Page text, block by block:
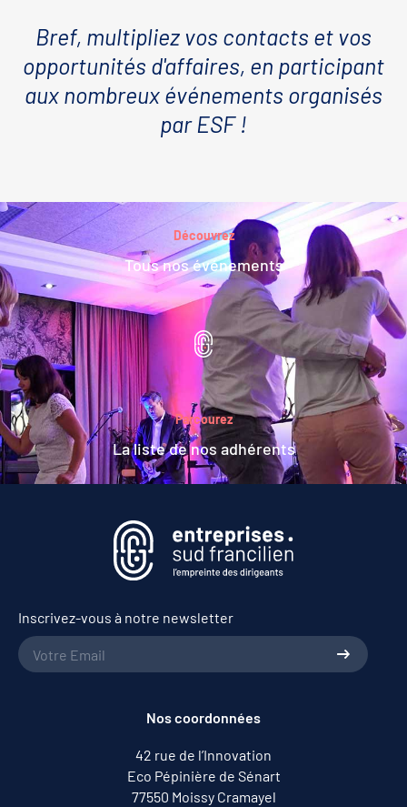
Bref, multipliez vos contacts et vos
opportunités d'affaires, en participant
aux nombreux événements organisés
par ESF !
Découvrez
Tous nos événements
Parcourez
La liste de nos adhérents
Inscrivez-vous à notre newsletter
Nos coordonnées
42 rue de l’Innovation
Eco Pépinière de Sénart
77550 Moissy Cramayel